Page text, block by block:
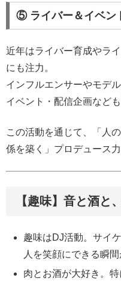
⑤ ライバー＆イベン
近年はライバー育成やラ
にも注力。
インフルエンサーやモデ
イベント・配信企画など
この活動を通じて、「人
係を築く」プロデュース
【趣味】音と酒と
趣味はDJ活動。サイ
人を笑顔にできる瞬間
肉とお酒が大好き。